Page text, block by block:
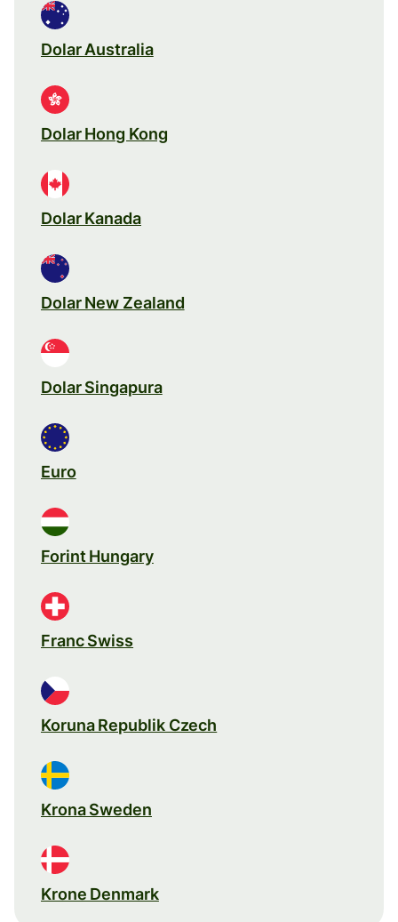
Dolar Australia
Dolar Hong Kong
Dolar Kanada
Dolar New Zealand
Dolar Singapura
Euro
Forint Hungary
Franc Swiss
Koruna Republik Czech
Krona Sweden
Krone Denmark